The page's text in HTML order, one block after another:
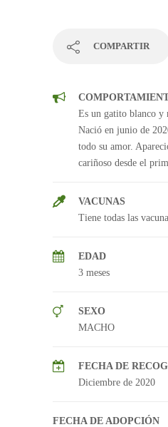
COMPARTIR
Es un gatito blanco y
Nació en junio de
todo su amor.
cariñoso desde el
VACUNAS
Tiene todas las
EDAD
3 meses
SEXO
MACHO
FECHA DE
Diciembre de 2020
FECHA DE ADOPCIÓN